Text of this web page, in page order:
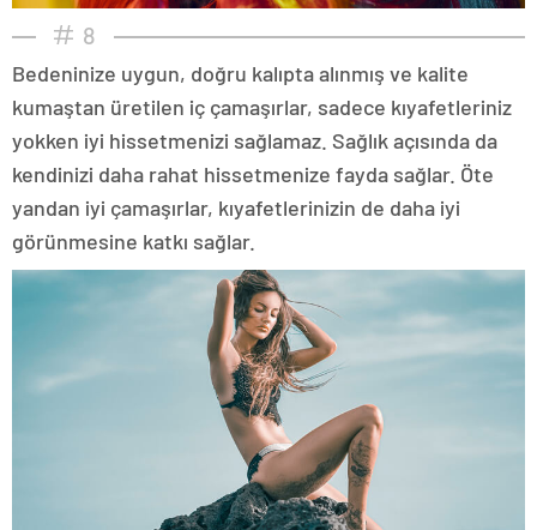
8
Bedeninize uygun, doğru kalıpta alınmış ve kalite
kumaştan üretilen iç çamaşırlar, sadece kıyafetleriniz
yokken iyi hissetmenizi sağlamaz. Sağlık açısında da
kendinizi daha rahat hissetmenize fayda sağlar. Öte
yandan iyi çamaşırlar, kıyafetlerinizin de daha iyi
görünmesine katkı sağlar.